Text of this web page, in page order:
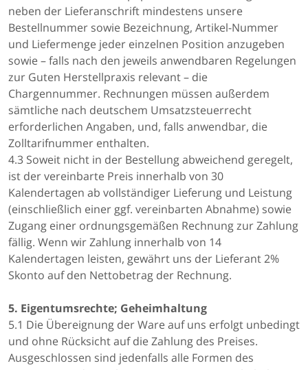
neben der Lieferanschrift mindestens unsere
Bestellnummer sowie Bezeichnung, Artikel-Nummer
und Liefermenge jeder einzelnen Position anzugeben
sowie – falls nach den jeweils anwendbaren Regelungen
zur Guten Herstellpraxis relevant – die
Chargennummer. Rechnungen müssen außerdem
sämtliche nach deutschem Umsatzsteuerrecht
erforderlichen Angaben, und, falls anwendbar, die
Zolltarifnummer enthalten.
4.3 Soweit nicht in der Bestellung abweichend geregelt,
ist der vereinbarte Preis innerhalb von 30
Kalendertagen ab vollständiger Lieferung und Leistung
(einschließlich einer ggf. vereinbarten Abnahme) sowie
Zugang einer ordnungsgemäßen Rechnung zur Zahlung
fällig. Wenn wir Zahlung innerhalb von 14
Kalendertagen leisten, gewährt uns der Lieferant 2%
Skonto auf den Nettobetrag der Rechnung.
5. Eigentumsrechte; Geheimhaltung
5.1 Die Übereignung der Ware auf uns erfolgt unbedingt
und ohne Rücksicht auf die Zahlung des Preises.
Ausgeschlossen sind jedenfalls alle Formen des